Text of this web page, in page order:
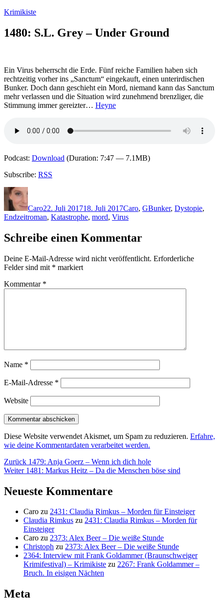
Zum
springen
Krimikiste
1480: S.L. Grey – Under Ground
Ein Virus beherrscht die Erde. Fünf reiche Familien haben sich
rechtzeitig vorher ins „Sanctum“ eingekauft, einen unterirdischen
Bunker. Doch dann geschieht ein Mord, niemand kann das Sanctum
mehr verlassen und die Situation wird zunehmend brenzliger, die
Stimmung immer gereizter… Heyne
Podcast: Download (Duration: 7:47 — 7.1MB)
Subscribe: RSS
Autor
Caro22. Juli 201718. Juli 2017Caro, GBunker, Dystopie,
Endzeitroman, Katastrophe, mord, Virus
Schreibe einen Kommentar
Deine E-Mail-Adresse wird nicht veröffentlicht. Erforderliche
Felder sind mit * markiert
Kommentar *
Name *
E-Mail-Adresse *
Website
Diese Website verwendet Akismet, um Spam zu reduzieren. Erfahre,
wie deine Kommentardaten verarbeitet werden.
Beitragsnavigation
Zurück Vorheriger
Beitrag:
1479: Anja Goerz – Wenn ich dich hole
Weiter Nächster
1481: Markus Heitz – Da die Menschen böse sind
Neueste Kommentare
Caro zu 2431: Claudia Rimkus – Morden für Einsteiger
Claudia Rimkus zu 2431: Claudia Rimkus – Morden für
Einsteiger
Caro zu 2373: Alex Beer – Die weiße Stunde
Christoph zu 2373: Alex Beer – Die weiße Stunde
2364: Interview mit Frank Goldammer (Braunschweiger
Krimifestival) – Krimikiste zu 2267: Frank Goldammer –
Bruch. In eisigen Nächten
Meta